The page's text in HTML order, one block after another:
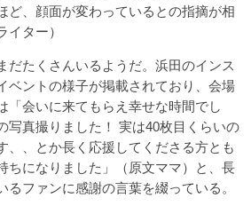
ど、顔面が変わっているとの指摘が相
イター）
たくさんいるようだ。浜田のインス
ベントの様子が掲載されており、会場
「会いに来てもらえ幸せな時間でし
写真撮りました！ 実は40枚目くらいの
、、とか長く応援してくださる方とも
ちになりました」（原文ママ）と、長
るファンに感謝の言葉を綴っている。